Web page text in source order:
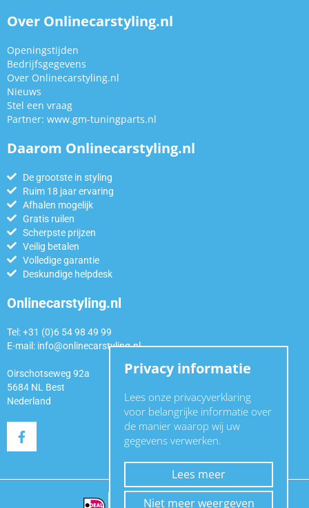
Over Onlinecarstyling.nl
Openingstijden
Bedrijfsgegevens
Over Onlinecarstyling.nl
Nieuws
Stel een vraag
Partner: www.gm-tuningparts.nl
Daarom Onlinecarstyling.nl
De grootste in styling
Ruim 18 jaar ervaring
Afhalen mogelijk
Gratis ruilen
Scherpste prijzen
Veilig betalen
Volledige garantie
Deskundige helpdesk
Onlinecarstyling.nl
Tel: +31 (0)6 54 98 49 99
E-mail: info@onlinecarstyling.nl
Oirschotseweg 92a
5684 NL Best
Nederland
Privacy informatie
Lees onze privacyverklaring
voor belangrijke informatie over
de manier waarop wij uw
gegevens verwerken.
Lees meer
Niet meer weergeven